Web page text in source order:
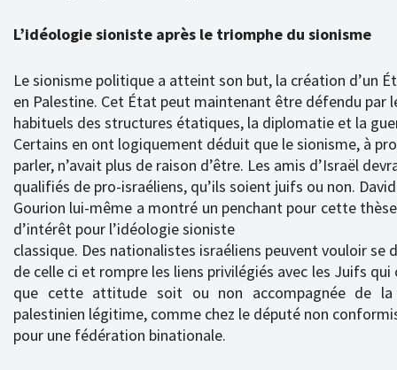
L’idéologie sioniste après le triomphe du sionisme
Le sionisme politique a atteint son but, la création d’un
en Palestine. Cet État peut maintenant être défendu par
habituels des structures étatiques, la diplomatie et la
Certains en ont logiquement déduit que le sionisme, à
parler, n’avait plus de raison d’être. Les amis d’Israël
qualifiés de pro-israéliens, qu’ils soient juifs ou non.
Gourion lui-même a montré un penchant pour cette
d’intérêt pour l’idéologie sioniste
classique. Des nationalistes israéliens peuvent vouloir se
de celle ci et rompre les liens privilégiés avec les Juifs
que cette attitude soit ou non accompagnée de la
palestinien légitime, comme chez le député non
pour une fédération binationale.